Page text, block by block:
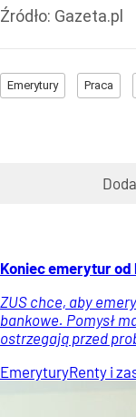
Źródło: Gazeta.pl
Emerytury Praca
Koniec emerytur od
ZUS chce, aby
bankowe. Pomysł
ostrzegają przed
EmeryturyRenty i